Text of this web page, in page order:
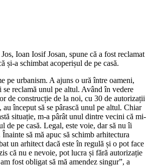
Ioan Iosif Josan, spune că a fost reclamat
și-a schimbat acoperișul de pe casă.
pe urbanism. A ajuns o ură între oameni,
reclamă unul pe altul. Având în vedere
de construcție de la noi, cu 30 de autorizații
au început să se pârască unul pe altul. Chiar
situație, m-a pârât unul dintre vecini că mi-
de pe casă. Legal, este voie, dar să nu îi
să mă apuc să schimb arhitectura
un arhitect dacă este în regulă și o pot face
că nu e nevoie, pot lucra și fără autorizație
fost obligat să mă amendez singur”, a